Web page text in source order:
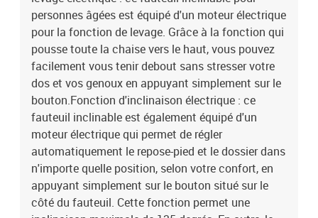
kgAssemblage requis : oui
personnes âgées est équipé d'un moteur électrique
pour la fonction de levage. Grâce à la fonction qui
pousse toute la chaise vers le haut, vous pouvez
facilement vous tenir debout sans stresser votre
dos et vos genoux en appuyant simplement sur le
bouton.Fonction d'inclinaison électrique : ce
fauteuil inclinable est également équipé d'un
moteur électrique qui permet de régler
automatiquement le repose-pied et le dossier dans
n'importe quelle position, selon votre confort, en
appuyant simplement sur le bouton situé sur le
côté du fauteuil. Cette fonction permet une